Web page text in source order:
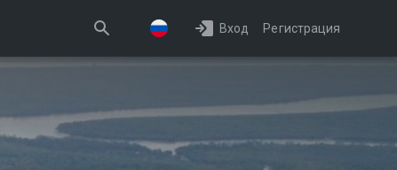
Вход Регистрация